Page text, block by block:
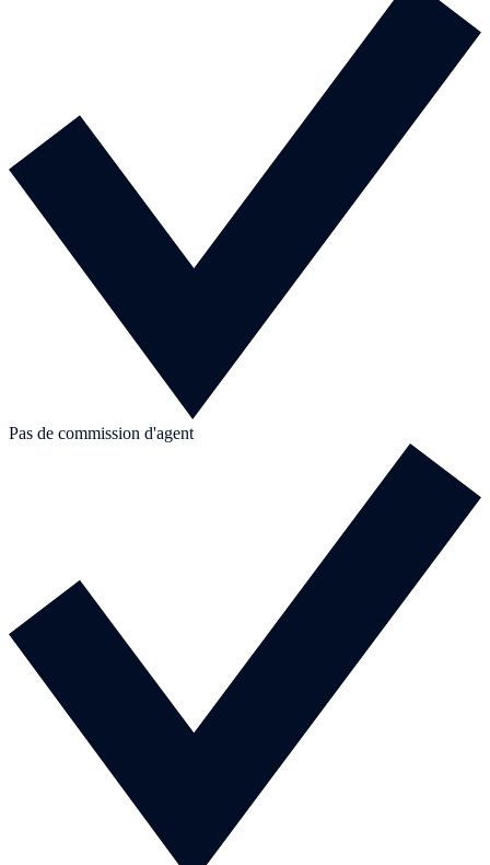
Pas de commission d'agent